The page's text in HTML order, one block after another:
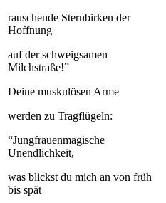
rauschende Sternbirken der
Hoffnung
auf der schweigsamen
Milchstraße!”
Deine muskulösen Arme
werden zu Tragflügeln:
“Jungfrauenmagische
Unendlichkeit,
was blickst du mich an von früh
bis spät